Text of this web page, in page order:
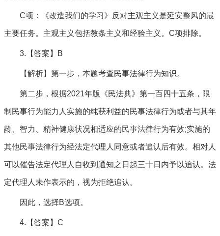
C项：《改造我们的学习》反对主观主义是延安整风的最
主要任务。主观主义包括教条主义和经验主义。C项排除。
3.【答案】B
【解析】第一步，本题考查民事法律行为知识。
第二步，根据2021年版《民法典》第一百四十五条，限
制民事行为能力人实施的纯获利益的民事法律行为或者与其年
龄、智力、精神健康状况相适应的民事法律行为有效;实施的
其他民事法律行为经法定代理人同意或者追认后有效。相对人
可以催告法定代理人自收到通知之日起三十日内予以追认。法
定代理人未作表示的，视为拒绝追认。
因此，选择B选项。
4.【答案】C